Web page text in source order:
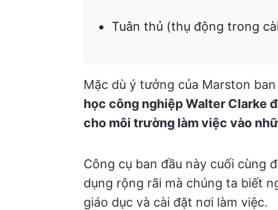
Tuân thủ (thụ động trong
Mặc dù ý tưởng của Marston
học công nghiệp Walter Clarke
cho môi trường làm việc vào
Công cụ ban đầu này cuối cùng
dụng rộng rãi mà chúng ta biết
giáo dục và cài đặt nơi làm việc.